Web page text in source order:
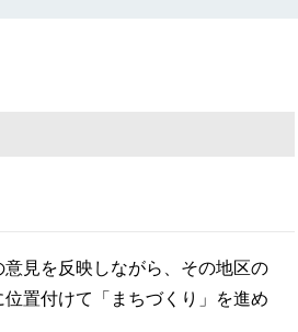
見を反映しながら、その地区の
置付けて「まちづくり」を進め